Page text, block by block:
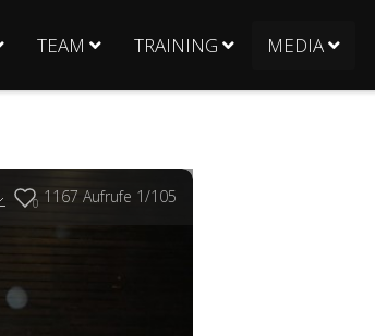
TEAM TRAINING MEDIA
0 1167 Aufrufe 1/105